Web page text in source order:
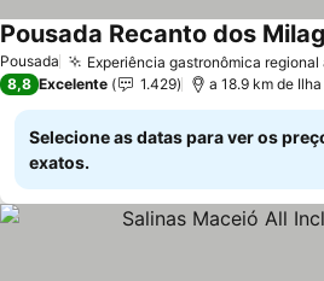
Pousada Experiência gastronômica
Pousada Recanto dos
8,8 Excelente 1.429 a 18.9 km de
Selecione as datas para ver os
exatos.